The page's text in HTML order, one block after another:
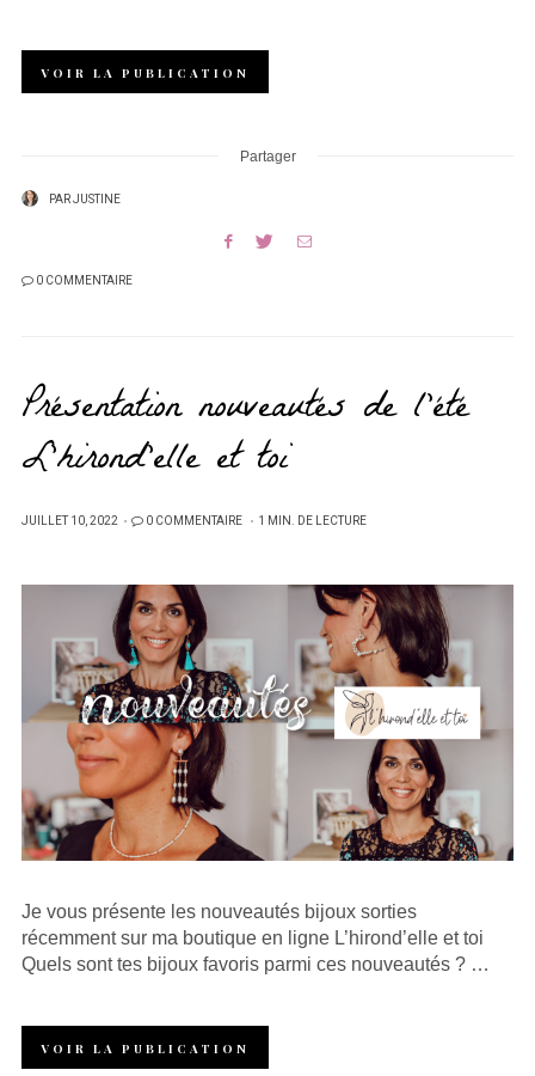
VOIR LA PUBLICATION
Partager
PARJUSTINE
0 COMMENTAIRE
Présentation nouveautés de l’été
L’hirond’elle et toi
PUBLIÉ
JUILLET 10, 2022 0 COMMENTAIRE 1 MIN. DE LECTURE
Je vous présente les nouveautés bijoux sorties
récemment sur ma boutique en ligne L’hirond’elle et toi
Quels sont tes bijoux favoris parmi ces nouveautés ? …
VOIR LA PUBLICATION